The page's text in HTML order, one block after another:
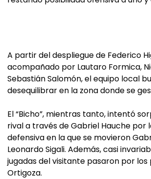
A partir del despliegue de Federico
acompañado por Lautaro Formica,
Sebastián Salomón, el equipo local
desequilibrar en la zona donde se
El “Bicho”, mientras tanto, intentó
rival a través de Gabriel Hauche por
defensiva en la que se movieron
Leonardo Sigali. Además, casi
jugadas del visitante pasaron por los
Ortigoza.